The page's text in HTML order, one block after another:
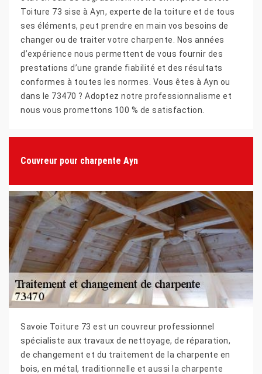
Toiture 73 sise à Ayn, experte de la toiture et de tous
ses éléments, peut prendre en main vos besoins de
changer ou de traiter votre charpente. Nos années
d’expérience nous permettent de vous fournir des
prestations d’une grande fiabilité et des résultats
conformes à toutes les normes. Vous êtes à Ayn ou
dans le 73470 ? Adoptez notre professionnalisme et
nous vous promettons 100 % de satisfaction.
Couvreur pour charpente Ayn
Savoie Toiture 73 est un couvreur professionnel
spécialiste aux travaux de nettoyage, de réparation,
de changement et du traitement de la charpente en
bois, en métal, traditionnelle et aussi la charpente